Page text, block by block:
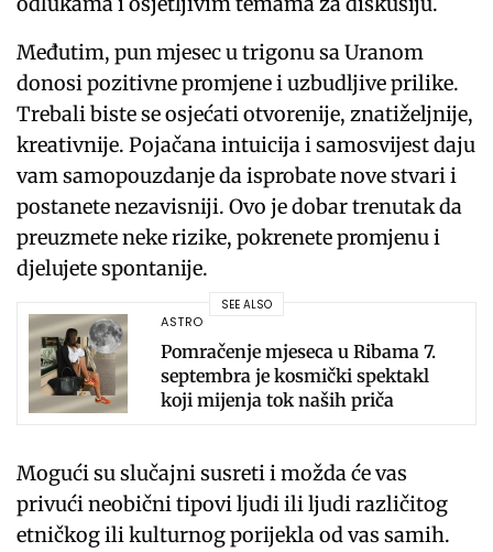
Međutim, pun mjesec u trigonu sa Uranom
donosi pozitivne promjene i uzbudljive prilike.
Trebali biste se osjećati otvorenije, znatiželjnije,
kreativnije. Pojačana intuicija i samosvijest daju
vam samopouzdanje da isprobate nove stvari i
postanete nezavisniji. Ovo je dobar trenutak da
preuzmete neke rizike, pokrenete promjenu i
djelujete spontanije.
SEE ALSO
ASTRO
Pomračenje mjeseca u Ribama 7.
septembra je kosmički spektakl
koji mijenja tok naših priča
Mogući su slučajni susreti i možda će vas
privući neobični tipovi ljudi ili ljudi različitog
etničkog ili kulturnog porijekla od vas samih.